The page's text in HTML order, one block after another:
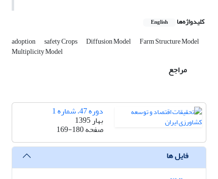
کلیدواژه‌ها English
adoption safety Crops Diffusion Model Farm Structure Model
Multiplicity Model
مراجع
دوره 47، شماره 1
بهار 1395
صفحه169-180
فایل ها